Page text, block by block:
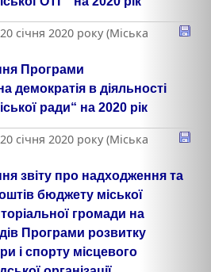
січня 2020 року (Міська
Програми
демократія в діяльності
ради“ на 2020 рік
січня 2020 року (Міська
звіту про надходження та
бюджету міської
громади на
Програми розвитку
і спорту місцевого